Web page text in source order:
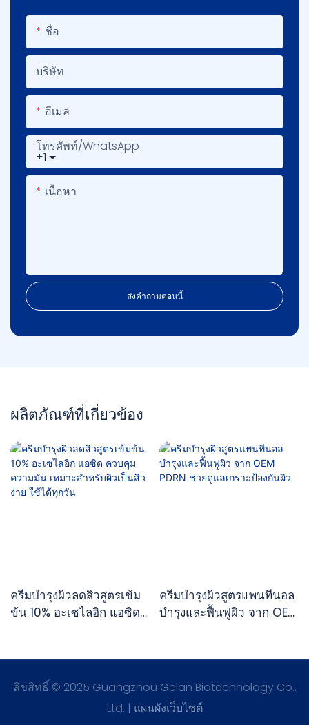
ชื่อ
บริษัท
อีเมล
+1
โทรศัพท์/WhatsApp
เนื้อหา
ส่งคำถามตอนนี้
ผลิตภัณฑ์ที่เกี่ยวข้อง
ครีมบำรุงผิวลดสิวสูตรเข้ม
ข้น 10% อะเซไลอิก แอซิด
ทุกวัน
ครีมบำรุงผิวสูตรแพนทีนอล
บำรุงและฟื้นฟูผิว จาก OEM
ลิขสิทธิ์ © 2025 Guangzhou Gelan Biotechnology Co.,
Ltd. | แผนผังเว็บไซต์